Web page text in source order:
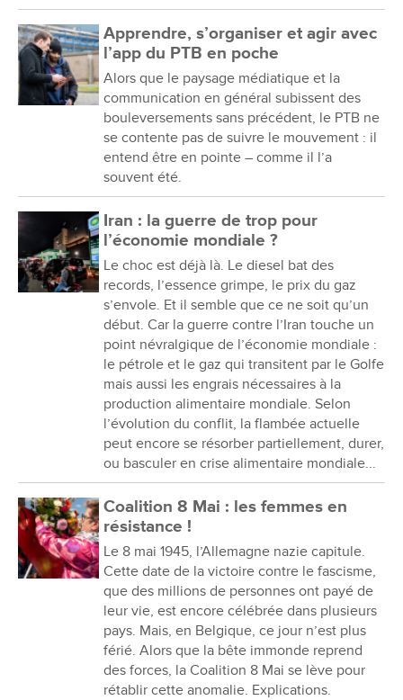
Apprendre, s’organiser et agir avec
l’app du PTB en poche
Alors que le paysage médiatique et la
communication en général subissent des
bouleversements sans précédent, le PTB ne
se contente pas de suivre le mouvement : il
entend être en pointe – comme il l’a
souvent été.
Iran : la guerre de trop pour
l’économie mondiale ?
Le choc est déjà là. Le diesel bat des
records, l’essence grimpe, le prix du gaz
s’envole. Et il semble que ce ne soit qu’un
début. Car la guerre contre l’Iran touche un
point névralgique de l’économie mondiale :
le pétrole et le gaz qui transitent par le Golfe
mais aussi les engrais nécessaires à la
production alimentaire mondiale. Selon
l’évolution du conflit, la flambée actuelle
peut encore se résorber partiellement, durer,
ou basculer en crise alimentaire mondiale...
Coalition 8 Mai : les femmes en
résistance !
Le 8 mai 1945, l’Allemagne nazie capitule.
Cette date de la victoire contre le fascisme,
que des millions de personnes ont payé de
leur vie, est encore célébrée dans plusieurs
pays. Mais, en Belgique, ce jour n’est plus
férié. Alors que la bête immonde reprend
des forces, la Coalition 8 Mai se lève pour
rétablir cette anomalie. Explications.